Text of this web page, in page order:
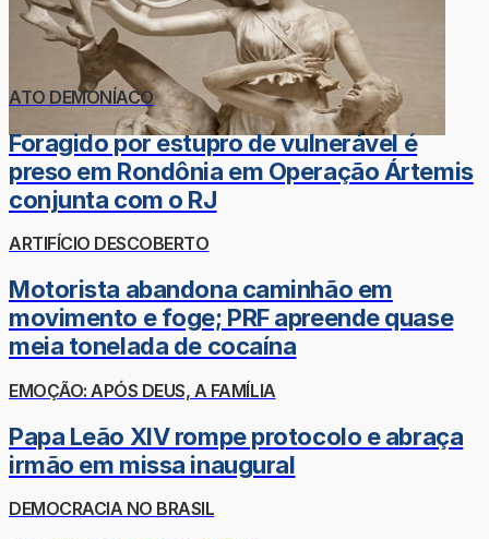
ATO DEMONÍACO
Foragido por estupro de vulnerável é
preso em Rondônia em Operação Ártemis
conjunta com o RJ
ARTIFÍCIO DESCOBERTO
Motorista abandona caminhão em
movimento e foge; PRF apreende quase
meia tonelada de cocaína
EMOÇÃO: APÓS DEUS, A FAMÍLIA
Papa Leão XIV rompe protocolo e abraça
irmão em missa inaugural
DEMOCRACIA NO BRASIL